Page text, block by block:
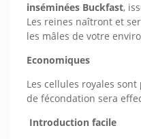
inséminées Buckfast,
Les reines naîtront et
les mâles de votre
Economiques
Les cellules royales sont
de fécondation sera
Introduction facile